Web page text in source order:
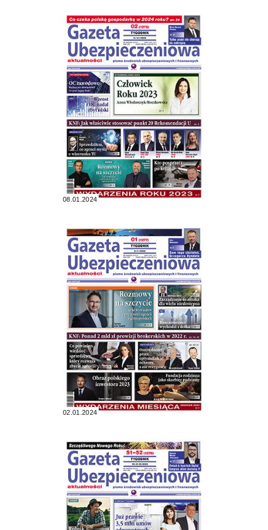
08.01.2024
02.01.2024